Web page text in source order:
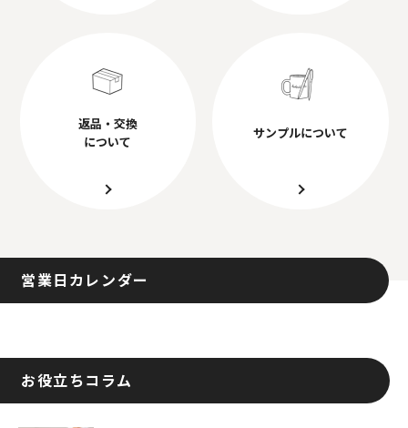
返品・交換
について
サンプルについて
営業日カレンダー
お役立ちコラム